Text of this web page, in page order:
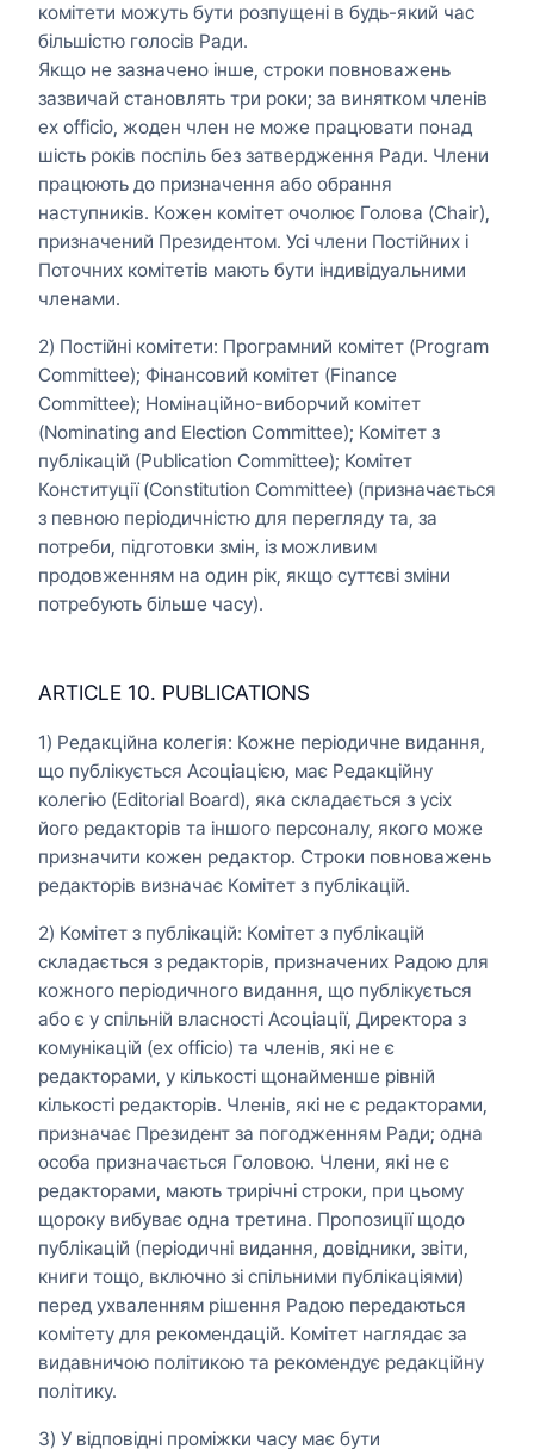
комітети можуть бути розпущені в будь-який час
більшістю голосів Ради.
Якщо не зазначено інше, строки повноважень
зазвичай становлять три роки; за винятком членів
ex officio, жоден член не може працювати понад
шість років поспіль без затвердження Ради. Члени
працюють до призначення або обрання
наступників. Кожен комітет очолює Голова (Chair),
призначений Президентом. Усі члени Постійних і
Поточних комітетів мають бути індивідуальними
членами.
2) Постійні комітети: Програмний комітет (Program
Committee); Фінансовий комітет (Finance
Committee); Номінаційно-виборчий комітет
(Nominating and Election Committee); Комітет з
публікацій (Publication Committee); Комітет
Конституції (Constitution Committee) (призначається
з певною періодичністю для перегляду та, за
потреби, підготовки змін, із можливим
продовженням на один рік, якщо суттєві зміни
потребують більше часу).
ARTICLE 10. PUBLICATIONS
1) Редакційна колегія: Кожне періодичне видання,
що публікується Асоціацією, має Редакційну
колегію (Editorial Board), яка складається з усіх
його редакторів та іншого персоналу, якого може
призначити кожен редактор. Строки повноважень
редакторів визначає Комітет з публікацій.
2) Комітет з публікацій: Комітет з публікацій
складається з редакторів, призначених Радою для
кожного періодичного видання, що публікується
або є у спільній власності Асоціації, Директора з
комунікацій (ex officio) та членів, які не є
редакторами, у кількості щонайменше рівній
кількості редакторів. Членів, які не є редакторами,
призначає Президент за погодженням Ради; одна
особа призначається Головою. Члени, які не є
редакторами, мають трирічні строки, при цьому
щороку вибуває одна третина. Пропозиції щодо
публікацій (періодичні видання, довідники, звіти,
книги тощо, включно зі спільними публікаціями)
перед ухваленням рішення Радою передаються
комітету для рекомендацій. Комітет наглядає за
видавничою політикою та рекомендує редакційну
політику.
3) У відповідні проміжки часу має бути